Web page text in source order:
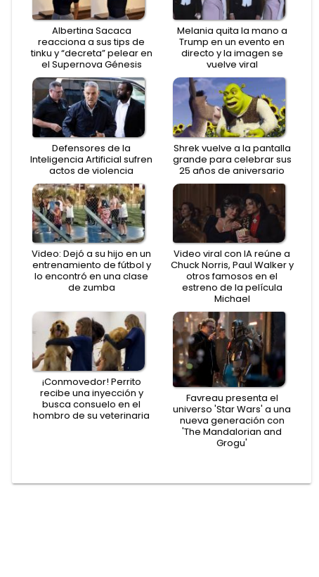
Albertina Sacaca
reacciona a sus tips de
tinku y “decreta” pelear en
el Supernova Génesis
Melania quita la mano a
Trump en un evento en
directo y la imagen se
vuelve viral
Defensores de la
Inteligencia Artificial sufren
actos de violencia
Shrek vuelve a la pantalla
grande para celebrar sus
25 años de aniversario
Video: Dejó a su hijo en un
entrenamiento de fútbol y
lo encontró en una clase
de zumba
Video viral con IA reúne a
Chuck Norris, Paul Walker y
otros famosos en el
estreno de la película
Michael
¡Conmovedor! Perrito
recibe una inyección y
busca consuelo en el
hombro de su veterinaria
Favreau presenta el
universo 'Star Wars' a una
nueva generación con
'The Mandalorian and
Grogu'